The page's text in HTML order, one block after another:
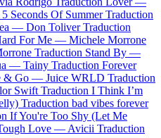
5 Seconds Of Summer Traduction
— Don Toliver Traduction
For Me — Michele Morrone
Traduction Stand By —
— Tainy Traduction Forever
& Go — Juice WRLD Traduction
Swift Traduction I Think I’m
Traduction bad vibes forever
If You're Too Shy (Let Me
Love — Avicii Traduction